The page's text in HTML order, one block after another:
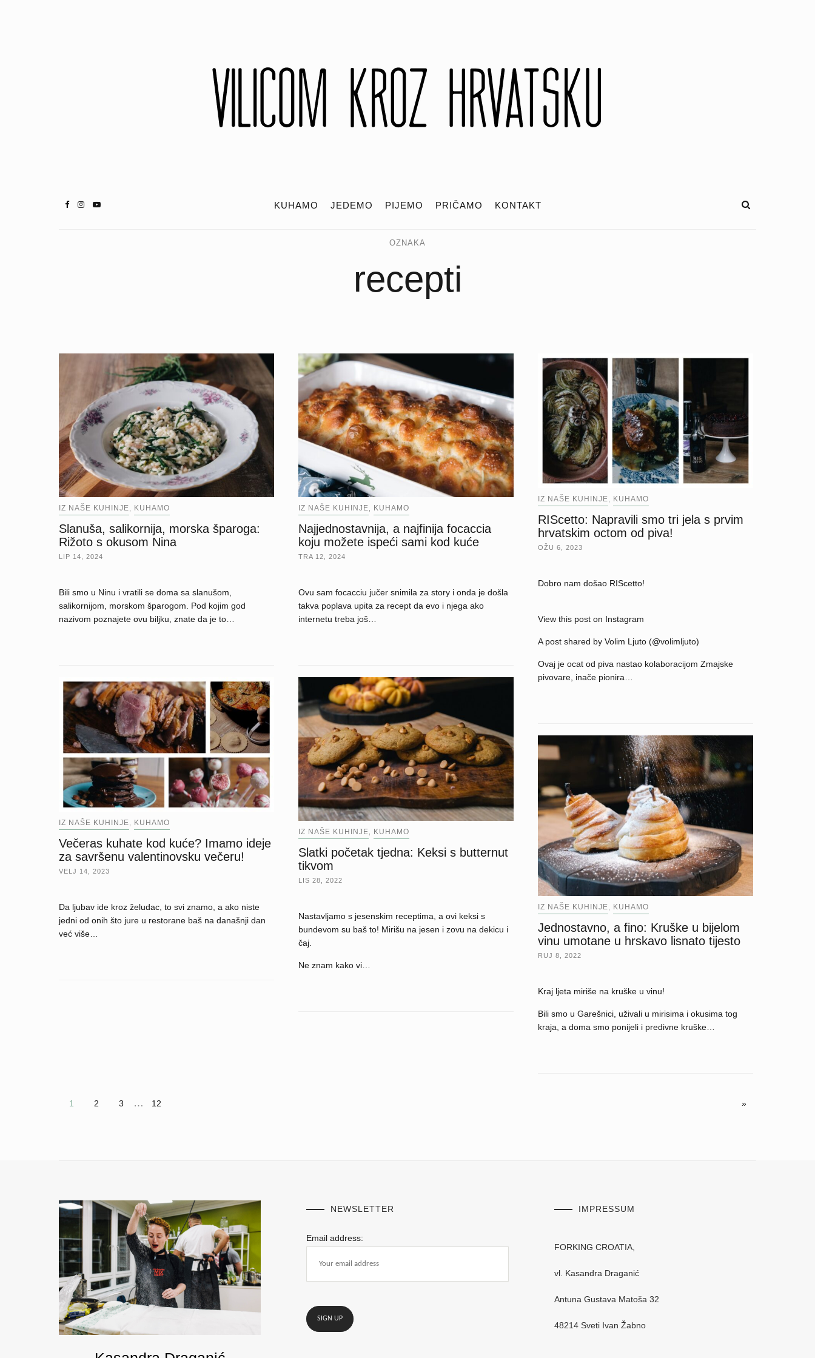
KUHAMO JEDEMO PIJEMO PRIČAMO KONTAKT
OZNAKA
recepti
IZ NAŠE KUHINJE KUHAMO
Slanuša, salikornija, morska šparoga:
Rižoto s okusom Nina
LIP 14, 2024
Bili smo u Ninu i vratili se doma sa slanušom,
salikornijom, morskom šparogom. Pod kojim god
nazivom poznajete ovu biljku, znate da je to…
IZ NAŠE KUHINJE KUHAMO
Najjednostavnija, a najfinija focaccia
koju možete ispeći sami kod kuće
TRA 12, 2024
Ovu sam focacciu jučer snimila za story i onda je došla
takva poplava upita za recept da evo i njega ako
internetu treba još…
IZ NAŠE KUHINJE KUHAMO
RIScetto: Napravili smo tri jela s prvim
hrvatskim octom od piva!
OŽU 6, 2023
Dobro nam došao RIScetto!
View this post on Instagram
A post shared by Volim Ljuto (@volimljuto)
Ovaj je ocat od piva nastao kolaboracijom Zmajske
pivovare, inače pionira…
IZ NAŠE KUHINJE KUHAMO
Večeras kuhate kod kuće? Imamo ideje
za savršenu valentinovsku večeru!
VELJ 14, 2023
Da ljubav ide kroz želudac, to svi znamo, a ako niste
jedni od onih što jure u restorane baš na današnji dan
već više…
IZ NAŠE KUHINJE KUHAMO
Slatki početak tjedna: Keksi s butternut
tikvom
LIS 28, 2022
Nastavljamo s jesenskim receptima, a ovi keksi s
bundevom su baš to! Mirišu na jesen i zovu na dekicu i
čaj.
Ne znam kako vi…
IZ NAŠE KUHINJE KUHAMO
Jednostavno, a fino: Kruške u bijelom
vinu umotane u hrskavo lisnato tijesto
RUJ 8, 2022
Kraj ljeta miriše na kruške u vinu!
Bili smo u Garešnici, uživali u mirisima i okusima tog
kraja, a doma smo ponijeli i predivne kruške…
1 2 3 … 12 »
NEWSLETTER
Email address:
IMPRESSUM
FORKING CROATIA,
vl. Kasandra Draganić
Antuna Gustava Matoša 32
48214 Sveti Ivan Žabno